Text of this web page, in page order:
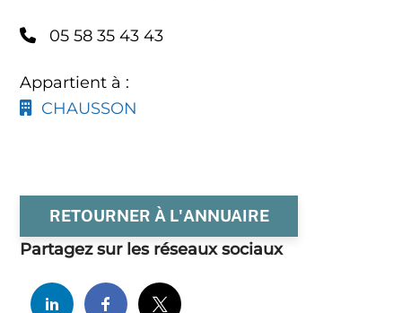
05 58 35 43 43
Appartient à :
CHAUSSON
RETOURNER À L'ANNUAIRE
Partagez sur les réseaux sociaux